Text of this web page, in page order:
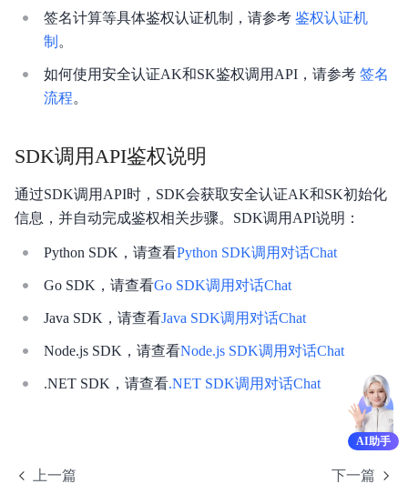
Token Plan 企业版
Coding Plan
计费说明
平台操作
API参考
SDK参考
常见问题
签名计算等具体鉴权认证机制，请参考 鉴权认证机
制 。
如何使用安全认证AK和SK鉴权调用API，请参考 签名
流程。
SDK调用API鉴权说明
通过SDK调用API时，SDK会获取安全认证AK和SK初始化
信息，并自动完成鉴权相关步骤。SDK调用API说明：
Python SDK，请查看Python SDK调用对话Chat
Go SDK，请查看Go SDK调用对话Chat
Java SDK，请查看Java SDK调用对话Chat
Node.js SDK，请查看Node.js SDK调用对话Chat
.NET SDK，请查看.NET SDK调用对话Chat
上一篇 下一篇
AI助手